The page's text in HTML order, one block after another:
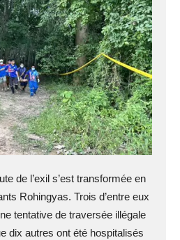
de l’exil s’est transformée en
Rohingyas. Trois d’entre eux
tentative de traversée illégale
dix autres ont été hospitalisés